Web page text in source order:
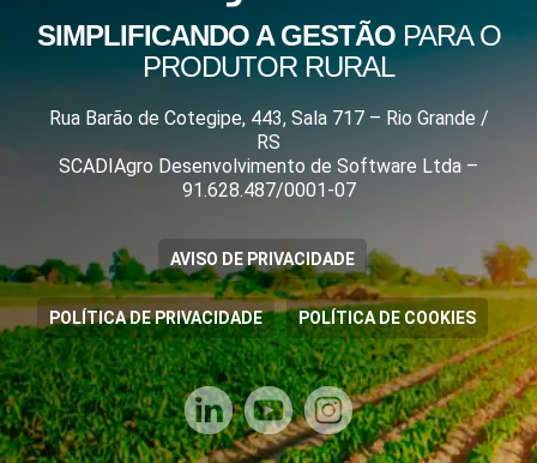
SIMPLIFICANDO A GESTÃOPARA O
PRODUTOR RURAL
Rua Barão de Cotegipe, 443, Sala 717 – Rio Grande /
RS
SCADIAgro Desenvolvimento de Software Ltda –
91.628.487/0001-07
AVISO DE PRIVACIDADE
POLÍTICA DE PRIVACIDADE POLÍTICA DE COOKIES